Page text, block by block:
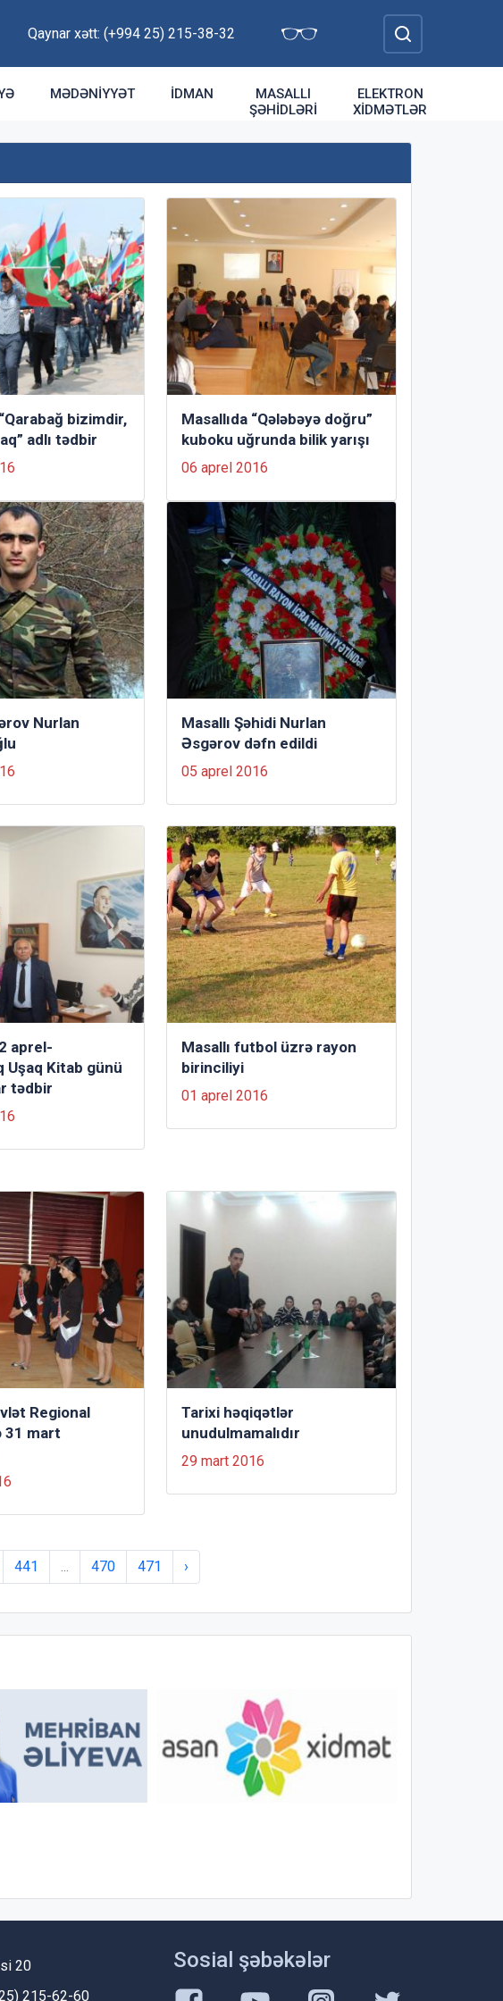
Qaynar xətt: (+994 25) 215-38-32
MƏDƏNIYYƏT İDMAN
MASALLI
ŞƏHIDLƏRI
ELEKTRON
XIDMƏTLƏR
bizimdir,
adlı tədbir
Masallıda “Qələbəyə doğru”
kuboku uğrunda bilik yarışı
06 aprel 2016
Nurlan
Masallı Şəhidi Nurlan
Əsgərov dəfn edildi
05 aprel 2016
aprel-
Uşaq Kitab günü
tədbir
Masallı futbol üzrə rayon
birinciliyi
01 aprel 2016
Regional
31 mart
Tarixi həqiqətlər
unudulmamalıdır
29 mart 2016
441 ... 470 471 ›
20
215-62-60
Sosial şəbəkələr